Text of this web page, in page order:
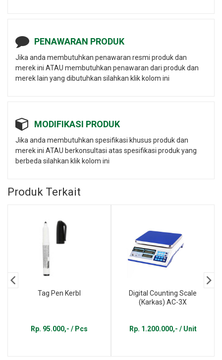
PENAWARAN PRODUK
Jika anda membutuhkan penawaran resmi produk dan
merek ini ATAU membutuhkan penawaran dari produk dan
merek lain yang dibutuhkan silahkan klik kolom ini
MODIFIKASI PRODUK
Jika anda membutuhkan spesifikasi khusus produk dan
merek ini ATAU berkonsultasi atas spesifikasi produk yang
berbeda silahkan klik kolom ini
Produk Terkait
Tag Pen Kerbl
Rp. 95.000,- / Pcs
Digital Counting Scale
(Karkas) AC-3X
Rp. 1.200.000,- / Unit